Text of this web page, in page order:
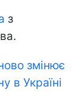
з
змінює
в Україні